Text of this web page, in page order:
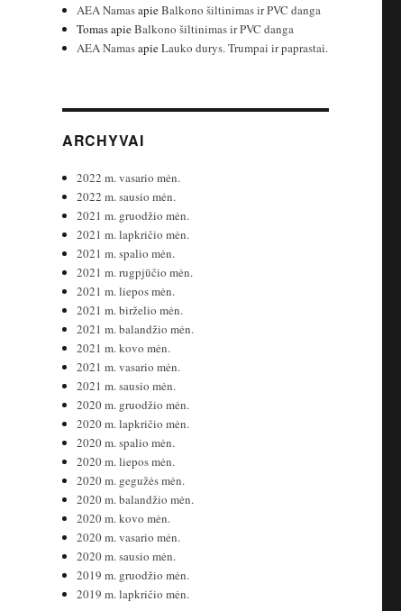
AEA NamasapieBalkono šiltinimas ir PVC danga
TomasapieBalkono šiltinimas ir PVC danga
AEA NamasapieLauko durys. Trumpai ir paprastai.
ARCHYVAI
2022 m. vasario mėn.
2022 m. sausio mėn.
2021 m. gruodžio mėn.
2021 m. lapkričio mėn.
2021 m. spalio mėn.
2021 m. rugpjūčio mėn.
2021 m. liepos mėn.
2021 m. birželio mėn.
2021 m. balandžio mėn.
2021 m. kovo mėn.
2021 m. vasario mėn.
2021 m. sausio mėn.
2020 m. gruodžio mėn.
2020 m. lapkričio mėn.
2020 m. spalio mėn.
2020 m. liepos mėn.
2020 m. gegužės mėn.
2020 m. balandžio mėn.
2020 m. kovo mėn.
2020 m. vasario mėn.
2020 m. sausio mėn.
2019 m. gruodžio mėn.
2019 m. lapkričio mėn.